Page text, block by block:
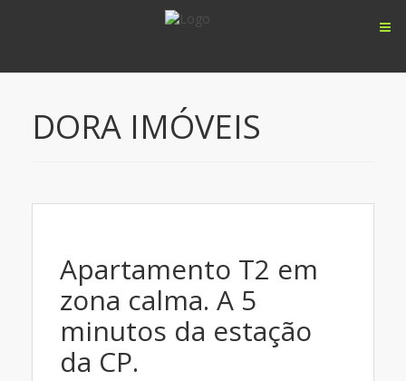
DORA IMÓVEIS
Apartamento T2 em
zona calma. A 5
minutos da estação
da CP.